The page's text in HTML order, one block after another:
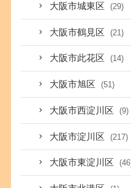
大阪市城東区 (29)
大阪市鶴見区 (21)
大阪市此花区 (14)
大阪市旭区 (51)
大阪市西淀川区 (9)
大阪市淀川区 (217)
大阪市東淀川区